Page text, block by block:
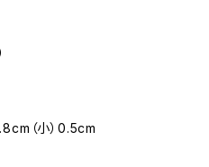
（小）0.5cm